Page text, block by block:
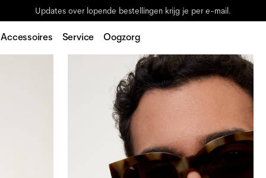
Updates over lopende bestellingen krijg je per e-mail.
Accessoires Service Oogzorg